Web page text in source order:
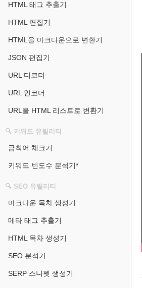
HTML 태그 추출기
HTML 편집기
HTML을 마크다운으로 변환기
JSON 편집기
URL 디코더
URL 인코더
URL을 HTML 리스트로 변환기
🔍 키워드 유틸리티
금칙어 체크기
키워드 빈도수 분석기*
🔍 SEO 유틸리티
마크다운 목차 생성기
메타 태그 추출기
HTML 목차 생성기
SEO 분석기
SERP 스니펫 생성기